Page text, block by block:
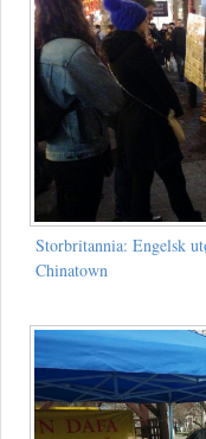
Storbritannia: Engelsk
Chinatown